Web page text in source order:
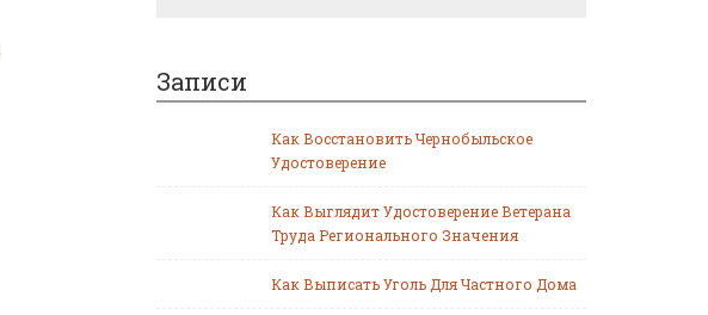
Записи
Как Восстановить Чернобыльское
Удостоверение
Как Выглядит Удостоверение Ветерана
Труда Регионального Значения
Как Выписать Уголь Для Частного Дома